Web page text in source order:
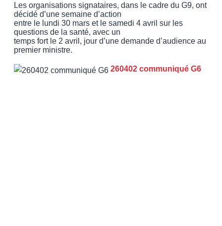
Les organisations signataires, dans le cadre du G9, ont
décidé d’une semaine d’action
entre le lundi 30 mars et le samedi 4 avril sur les
questions de la santé, avec un
temps fort le 2 avril, jour d’une demande d’audience au
premier ministre.
260402 communiqué G6